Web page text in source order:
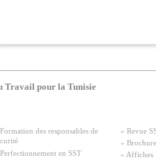
Travail pour la Tunisie
des responsables de
en SST
» Revue
»
» Affiches